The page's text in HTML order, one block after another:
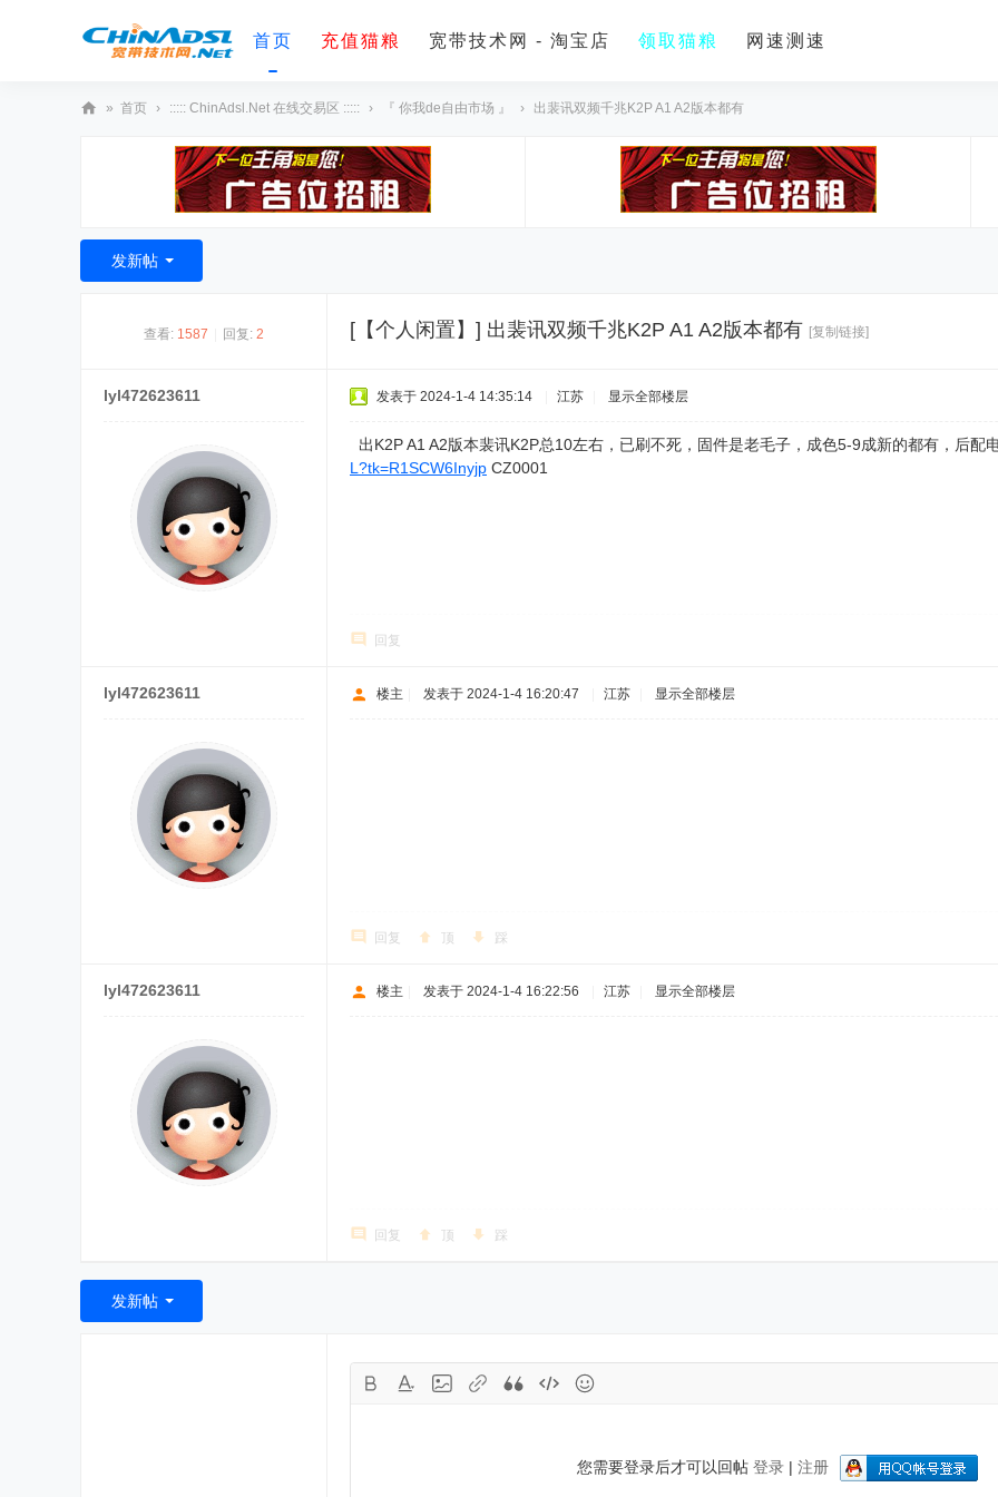
首页 充值猫粮 宽带技术网 - 淘宝店 领取猫粮 网速测速
术
» 首页 › ::::: ChinAdsl.Net 在线交易区 ::::: › 『 你我de自由市场 』 › 出裴讯双频千兆K2P A1 A2版本都有
发新帖
查看: 1587 回复: 2 [【个人闲置】] 出裴讯双频千兆K2P A1 A2版本都有 [复制链接]
lyl472623611 发表于 2024-1-4 14:35:14 江苏 显示全部楼层
出K2P A1 A2版本裴讯K2P总10左右，已刷不死，固件是老毛子，成色5-9成新的都有，后配
L?tk=R1SCW6Inyjp CZ0001
回复
lyl472623611 楼主 发表于 2024-1-4 16:20:47 江苏 显示全部楼层
回复 顶 踩
lyl472623611 楼主 发表于 2024-1-4 16:22:56 江苏 显示全部楼层
回复 顶 踩
发新帖
您需要登录后才可以回帖 登录| 注册